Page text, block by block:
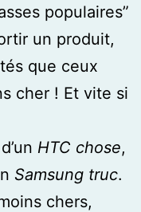
populaires”
un produit,
que ceux
cher ! Et vite si
HTC chose,
Samsung truc.
chers,